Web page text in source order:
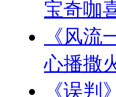
宝奇咖
《风
心播撒
《误